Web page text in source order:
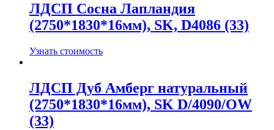
ЛДСП Сосна Лапландия
(2750*1830*16мм), SK, D4086 (33)
Узнать стоимость
ЛДСП Дуб Амберг натуральный
(2750*1830*16мм), SK D/4090/OW
(33)